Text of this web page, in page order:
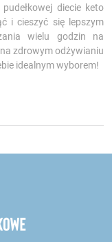
diecie keto
i cieszyć się lepszym
wielu godzin na
zdrowym odżywianiu
idealnym wyborem!